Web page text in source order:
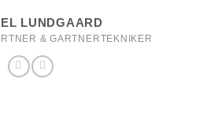
LUNDGAARD
& GARTNERTEKNIKER